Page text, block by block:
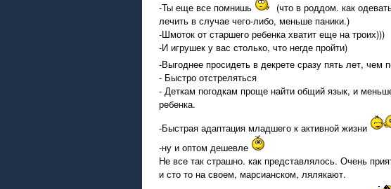
-Ты еще все помнишь
(что в роддом. как
лечить в случае чего-либо, меньше паники.)
-Шмоток от старшего ребенка хватит еще на троих)))
-И игрушек у вас столько, что негде пройти)
-Выгоднее просидеть в декрете сразу пять лет, чем
- Быстро отстреляться
- Деткам погодкам проще найти общий язык, и
ребенка.
-Быстрая адаптация младшего к активной жизни
-ну и оптом дешевле
Не все так страшно. как представлялось. Очень
и сто то на своем, марсианском, лялякают.